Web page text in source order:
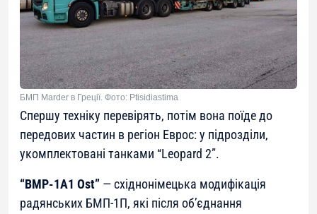
БМП Marder в Греції. Фото: Ptisidiastima
Спершу техніку перевірять, потім вона поїде до
передових частин в регіон Еврос: у підрозділи,
укомплектовані танками “Leopard 2”.
“BMP-1A1 Ost” — східнонімецька модифікація
радянських БМП-1П, які після об’єднання